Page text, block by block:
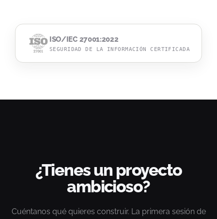
ISO/IEC 27001:2022
SEGURIDAD DE LA INFORMACIÓN CERTIFICADA
¿Tienes un proyecto
ambicioso?
Cuéntanos qué quieres construir. La primera sesión de